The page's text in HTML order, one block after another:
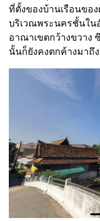
ที่ตั้งของบ้านเรือนขอ
บริเวณพระนครชั้นใน
อาณาเขตกว้างขวาง
นั้นก็ยังคงตกค้างมาถึ